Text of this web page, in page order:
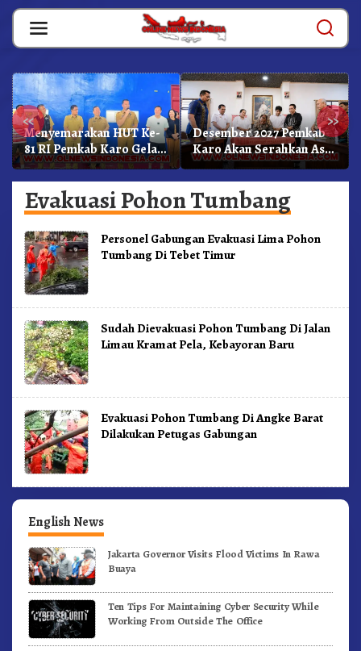
Skip
content
« »
Menyemarakan HUT Ke-
81 RI Pemkab Karo Gelar
Pertandingan Olahraga
Desember 2027 Pemkab
Karo Akan Serahkan Aset
RSUD Kabanjahe Ke
Moderamen GBKP
Evakuasi Pohon Tumbang
Personel Gabungan Evakuasi Lima Pohon
Tumbang Di Tebet Timur
Sudah Dievakuasi Pohon Tumbang Di Jalan
Limau Kramat Pela, Kebayoran Baru
Evakuasi Pohon Tumbang Di Angke Barat
Dilakukan Petugas Gabungan
English News
Jakarta Governor Visits Flood Victims In Rawa
Buaya
Ten Tips For Maintaining Cyber Security While
Working From Outside The Office